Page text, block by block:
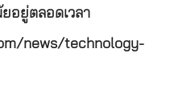
อยู่ตลอดเวลา
news/technology-